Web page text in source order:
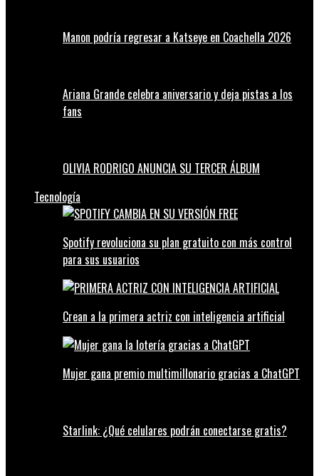
Manon podría regresar a Katseye en Coachella 2026
Ariana Grande celebra aniversario y deja pistas a los
fans
OLIVIA RODRIGO ANUNCIA SU TERCER ÁLBUM
Tecnología
Spotify revoluciona su plan gratuito con más control
para sus usuarios
Crean a la primera actriz con inteligencia artificial
Mujer gana premio multimillonario gracias a ChatGPT
Starlink: ¿Qué celulares podrán conectarse gratis?